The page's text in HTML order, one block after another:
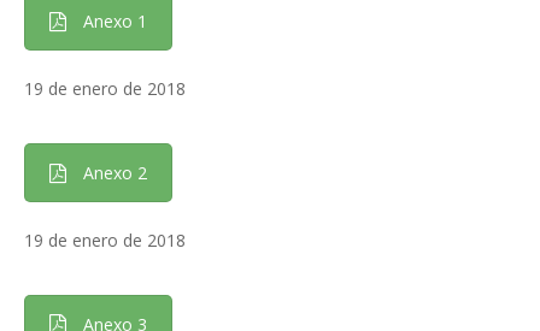
Anexo 1
19 de enero de 2018
Anexo 2
19 de enero de 2018
Anexo 3